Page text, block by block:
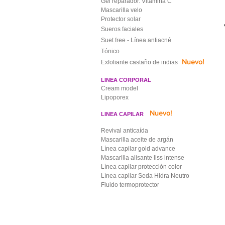
Mascarilla velo
Protector solar
Sueros faciales
Suet free - Línea antiacné
Tónico
Exfoliante castaño de indias
LINEA CORPORAL
Cream model
Lipoporex
LINEA CAPILAR
Revival anticaída
Mascarilla aceite de argán
Línea capilar gold advance
Mascarilla alisante liss intense
Línea capilar protección color
Línea capilar Seda Hidra Neutro
Fluido termoprotector
Nuevo!
Nuevo!